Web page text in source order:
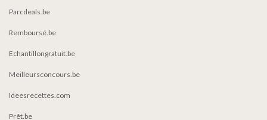
Parcdeals.be
Remboursé.be
Echantillongratuit.be
Meilleursconcours.be
Ideesrecettes.com
Prêt.be